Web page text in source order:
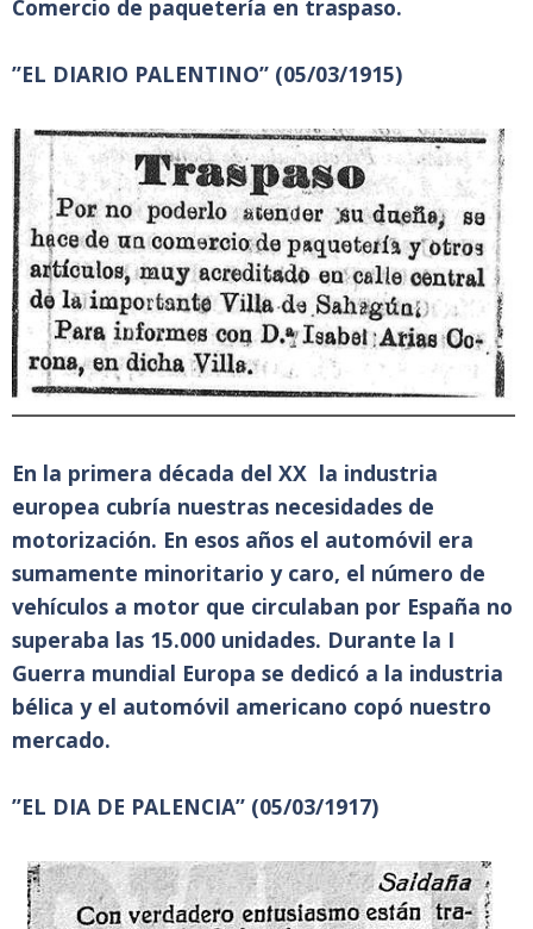
Comercio de paquetería en traspaso.
”EL DIARIO PALENTINO” (05/03/1915)
En la primera década del XX la industria
europea cubría nuestras necesidades de
motorización. En esos años el automóvil era
sumamente minoritario y caro, el número de
vehículos a motor que circulaban por España no
superaba las 15.000 unidades. Durante la I
Guerra mundial Europa se dedicó a la industria
bélica y el automóvil americano copó nuestro
mercado.
”EL DIA DE PALENCIA” (05/03/1917)